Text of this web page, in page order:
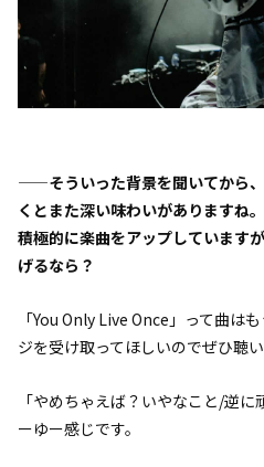
——そういった背景を聞いてから
くとまた深い味わいがあります
積極的に楽曲をアップしています
げるなら？
「You Only Live Once」って曲は
ジを受け取ってほしいのでぜひ聴
「やめちゃえば？いやなこと/逆
ーゆー感じです。